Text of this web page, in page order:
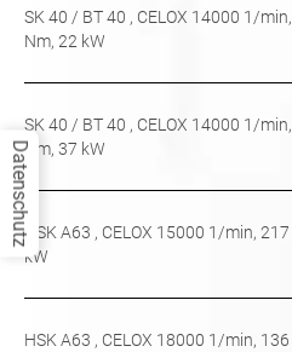
SK 40 / BT 40 , CELOX 14000 1/min,
Nm, 22 kW
SK 40 / BT 40 , CELOX 14000 1/min,
Nm, 37 kW
HSK A63 , CELOX 15000 1/min, 217
kW
HSK A63 , CELOX 18000 1/min, 136
Datenschutz